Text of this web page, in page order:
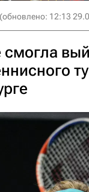
(обновлено: 12:13
смогла